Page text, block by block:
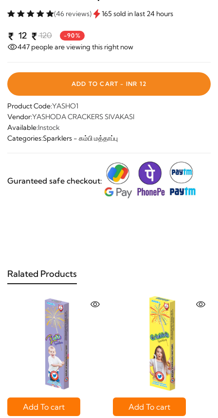
(46 reviews) 165 sold in last 24 hours
12 120 -90%
447 people are viewing this right now
ADD TO CART - INR 12
Product Code:YASHO1
Vendor:YASHODA CRACKERS SIVAKASI
Available:Instock
Categories:Sparklers - கம்பி மத்தாப்பு
Guranteed safe checkout:
Ralated Products
Add To cart
Add To cart